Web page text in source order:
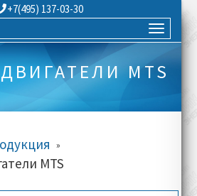
+7(495) 137-03-30
MTS
»
MTS